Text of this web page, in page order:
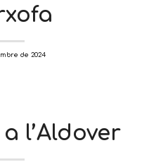
de 2024
l’Aldover